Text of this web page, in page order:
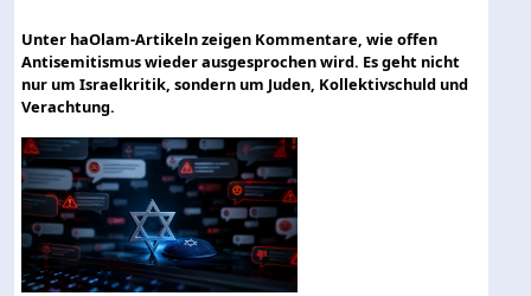
Unter haOlam-Artikeln zeigen Kommentare, wie offen
Antisemitismus wieder ausgesprochen wird. Es geht nicht
nur um Israelkritik, sondern um Juden, Kollektivschuld und
Verachtung.